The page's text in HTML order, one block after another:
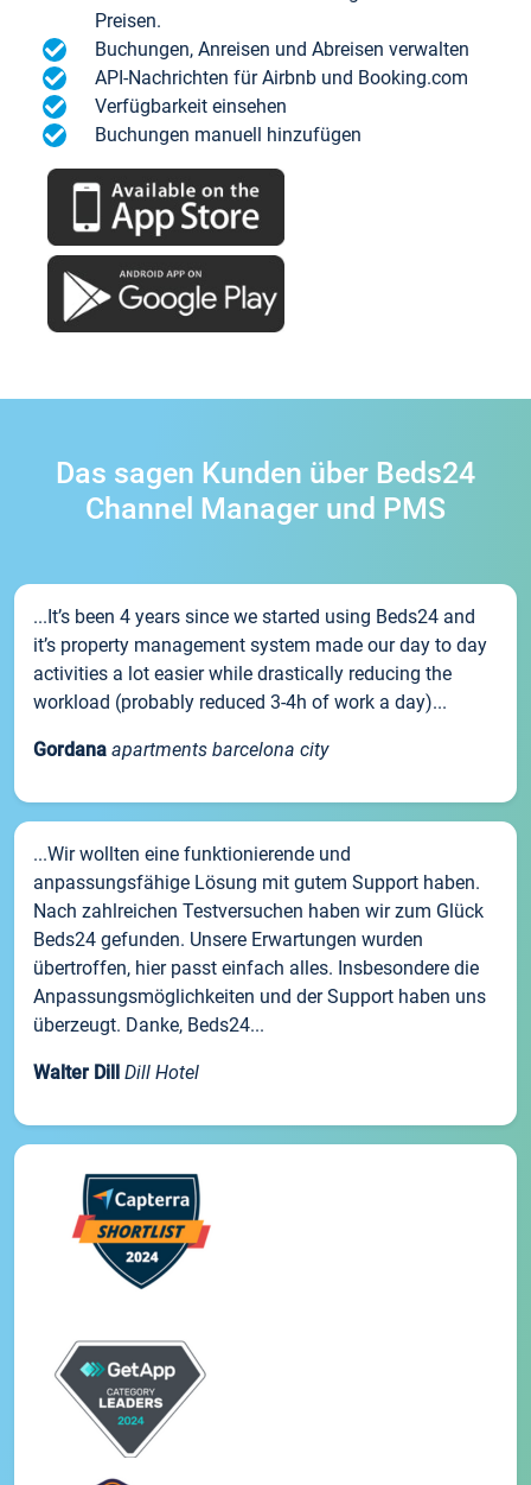
Preisen.
Buchungen, Anreisen und Abreisen verwalten
API-Nachrichten für Airbnb und Booking.com
Verfügbarkeit einsehen
Buchungen manuell hinzufügen
Das sagen Kunden über Beds24
Channel Manager und PMS
...It’s been 4 years since we started using Beds24 and
it’s property management system made our day to day
activities a lot easier while drastically reducing the
workload (probably reduced 3-4h of work a day)...
Gordana apartments barcelona city
...Wir wollten eine funktionierende und
anpassungsfähige Lösung mit gutem Support haben.
Nach zahlreichen Testversuchen haben wir zum Glück
Beds24 gefunden. Unsere Erwartungen wurden
übertroffen, hier passt einfach alles. Insbesondere die
Anpassungsmöglichkeiten und der Support haben uns
überzeugt. Danke, Beds24...
Walter Dill Dill Hotel